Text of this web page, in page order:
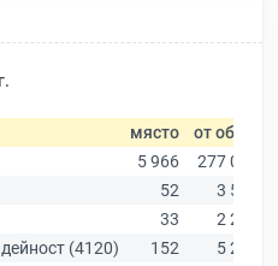
място от общо
5 966
277 019
52
3 586
33
2 229
(4120)
152 5 291